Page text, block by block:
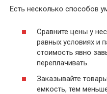
Есть несколько способов
Сравните цены у
равных условиях и
стоимость явно
переплачивать.
Заказывайте
емкость, тем